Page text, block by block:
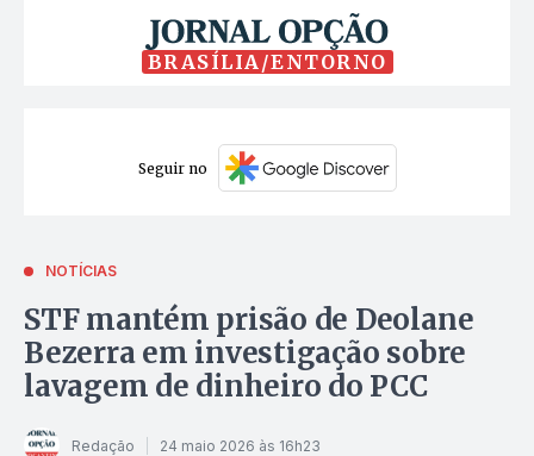
BRASÍLIA/ENTORNO
Seguir no
NOTÍCIAS
STF mantém prisão de Deolane
Bezerra em investigação sobre
lavagem de dinheiro do PCC
Redação 24 maio 2026 às 16h23